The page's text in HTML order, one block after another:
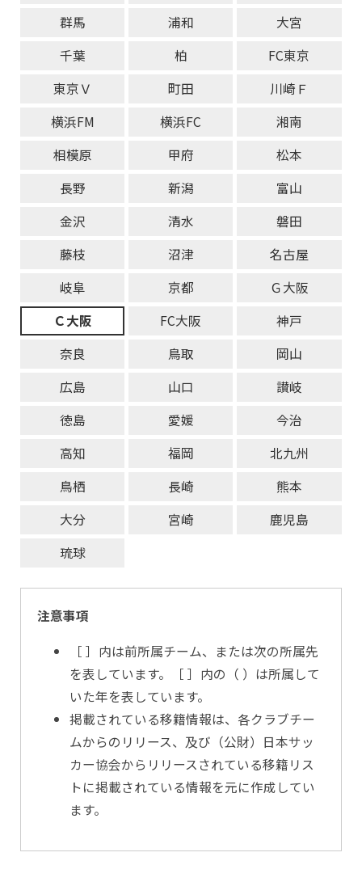
群馬
浦和
大宮
千葉
柏
FC東京
東京Ｖ
町田
川崎Ｆ
横浜FM
横浜FC
湘南
相模原
甲府
松本
長野
新潟
富山
金沢
清水
磐田
藤枝
沼津
名古屋
岐阜
京都
Ｇ大阪
Ｃ大阪
FC大阪
神戸
奈良
鳥取
岡山
広島
山口
讃岐
徳島
愛媛
今治
高知
福岡
北九州
鳥栖
長崎
熊本
大分
宮崎
鹿児島
琉球
注意事項
［ ］内は前所属チーム、または次の所属先
を表しています。［ ］内の（ ）は所属して
いた年を表しています。
掲載されている移籍情報は、各クラブチー
ムからのリリース、及び（公財）日本サッ
カー協会からリリースされている移籍リス
トに掲載されている情報を元に作成してい
ます。